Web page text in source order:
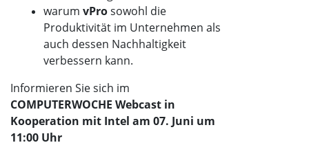
warum vProsowohl die
Produktivität im Unternehmen als
auch dessen Nachhaltigkeit
verbessern kann.
Informieren Sie sich im
COMPUTERWOCHE Webcast in
Kooperation mit Intel am 07. Juni um
11:00 Uhr